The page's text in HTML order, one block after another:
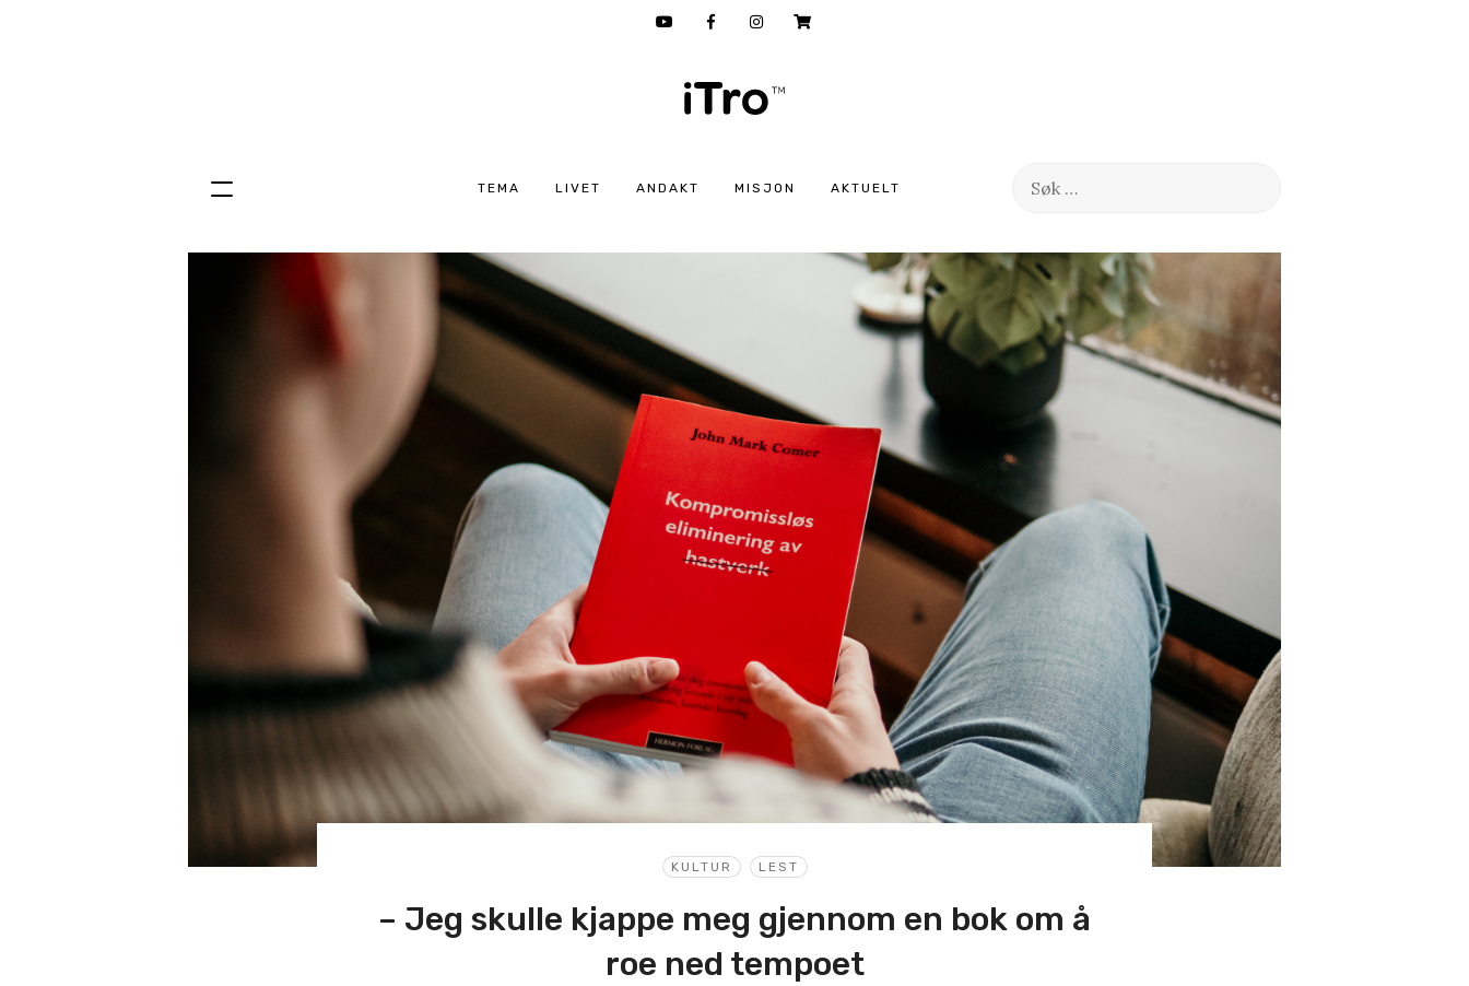
TEMA LIVET ANDAKT MISJON AKTUELT
Søk
Hopp
KULTUR LEST
– Jeg skulle kjappe meg gjennom en bok om å
roe ned tempoet